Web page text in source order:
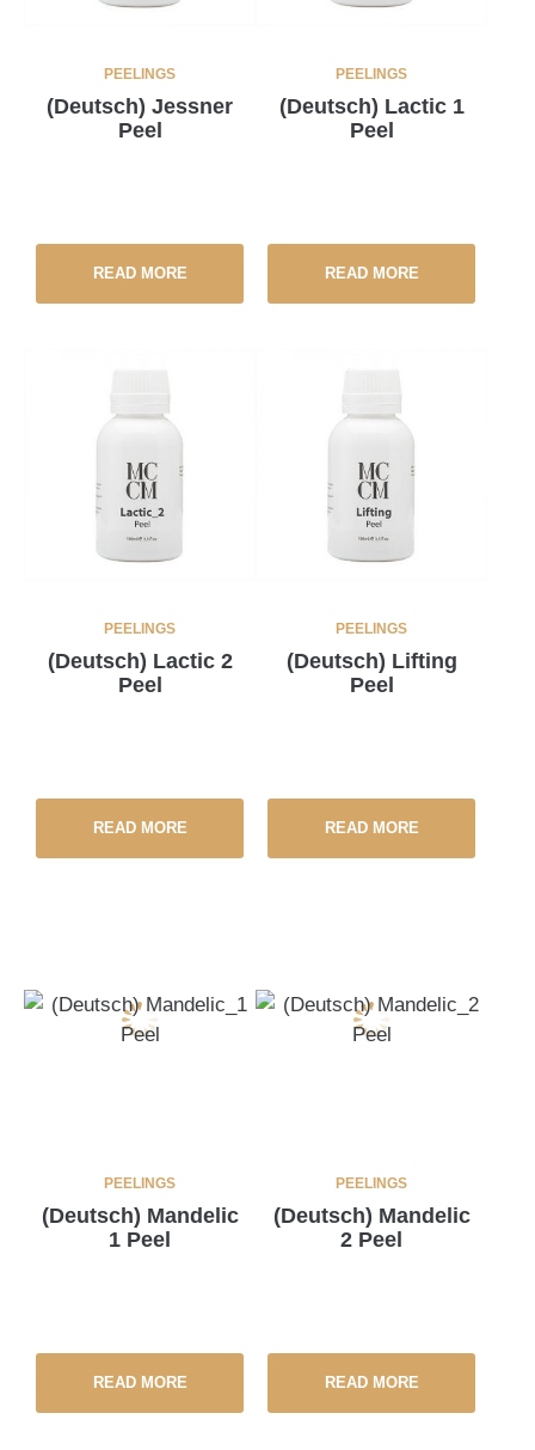
PEELINGS
(Deutsch) Jessner
Peel
READ MORE
PEELINGS
(Deutsch) Lactic 1
Peel
READ MORE
PEELINGS
(Deutsch) Lactic 2
Peel
READ MORE
PEELINGS
(Deutsch) Lifting
Peel
READ MORE
PEELINGS
(Deutsch) Mandelic
1 Peel
READ MORE
PEELINGS
(Deutsch) Mandelic
2 Peel
READ MORE